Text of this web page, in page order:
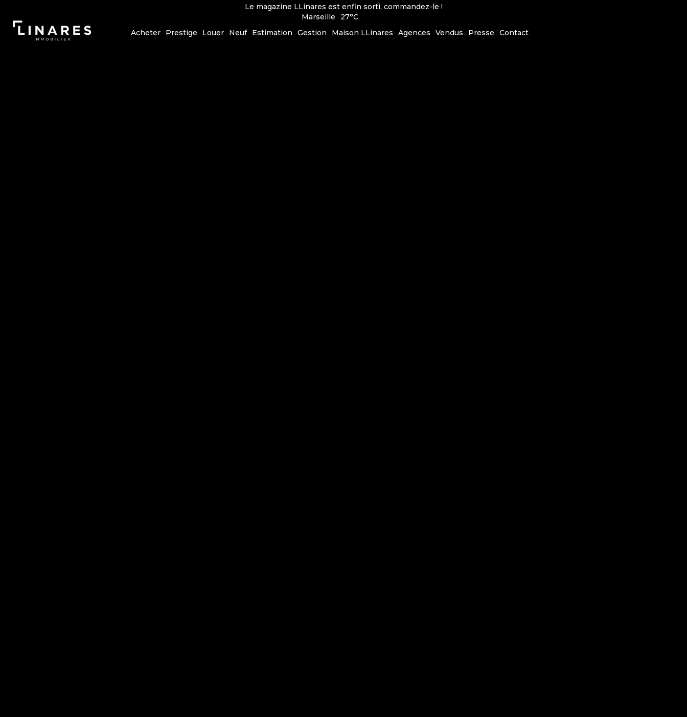
Le magazine LLinares est enfin sorti, commandez-le !
Marseille
27°C
Acheter
Prestige Louer Neuf Estimation Gestion Maison LLinares Agences Vendus Presse Contact